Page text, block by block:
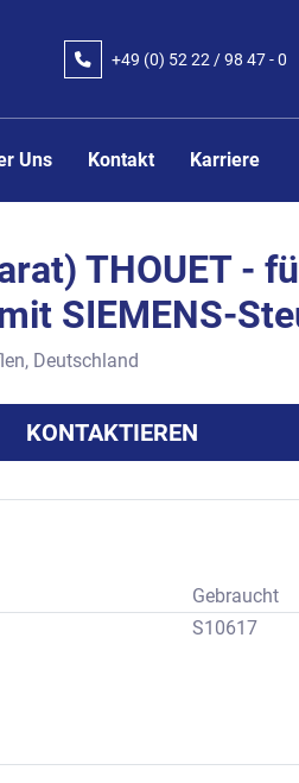
+49 (0) 52 22 / 98 47 - 0
Uns Kontakt Karriere
THOUET -
SIEMENS-
Deutschland
KONTAKTIEREN
Gebraucht
S10617